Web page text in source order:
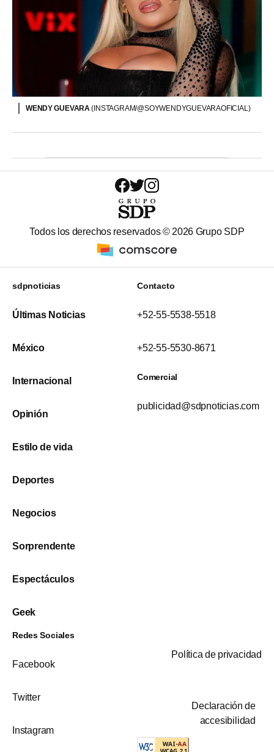
WENDY GUEVARA(INSTAGRAM/@SOYWENDYGUEVARAOFICIAL)
Todos los derechos reservados © 2026 Grupo SDP
sdpnoticias
Últimas Noticias
México
Internacional
Opinión
Estilo de vida
Deportes
Negocios
Sorprendente
Espectáculos
Geek
Contacto
+52-55-5538-5518
+52-55-5530-8671
Comercial
publicidad@sdpnoticias.com
Redes Sociales
Facebook
Twitter
Instagram
Política de privacidad
Declaración de
accesibilidad